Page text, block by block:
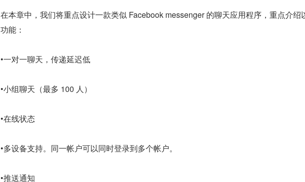
在本章中，我们将重点设计一款类似 Facebook messenger 的聊天应用程序，重点介绍
功能：
•一对一聊天，传递延迟低
•小组聊天（最多 100 人）
•在线状态
•多设备支持。同一帐户可以同时登录到多个帐户。
•推送通知